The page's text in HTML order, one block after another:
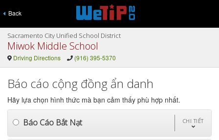
Back
Sacramento City Unified School District
Miwok Middle School
Driving Directions (916) 395-5370
Báo cáo cộng đồng ẩn danh
Hãy lựa chọn hình thức mà bạn cảm thấy phù hợp nhất.
Báo Cáo Bắt Nạt CHI TIẾT